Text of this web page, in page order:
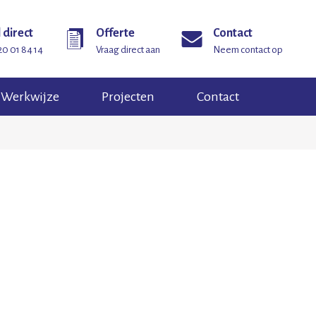
direct
01 84 14
Offerte
Vraag direct aan
Contact
Neem contact op
Werkwijze Projecten Contact